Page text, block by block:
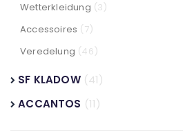
Wetterkleidung (3)
Accessoires (7)
Veredelung (46)
SF KLADOW (41)
ACCANTOS (11)